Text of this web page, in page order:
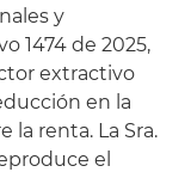
y
1474 de 2025,
extractivo
en la
renta. La Sra.
el